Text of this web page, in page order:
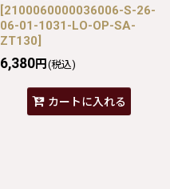
[2100060000036006-S-26-
06-01-1031-LO-OP-SA-
ZT130]
6,380円 (税込)
カートに入れる